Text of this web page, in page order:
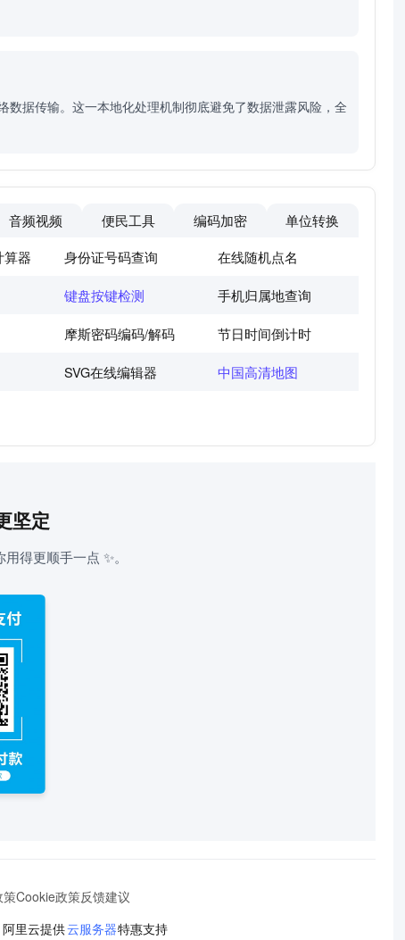
据传输。这一本地化处理机制彻底避免了数据泄露风险，全
音频视频 便民工具 编码加密
单位转换
算器 身份证号码查询 在线随机点名
键盘按键检测 手机归属地查询
摩斯密码编码/解码 节日时间倒计时
SVG在线编辑器 中国高清地图
坚定
得更顺手一点 ✨。
策Cookie政策反馈建议
阿里云提供云服务器特惠支持